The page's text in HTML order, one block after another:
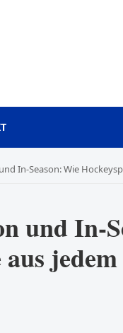
In-Season: Wie
und In-
aus